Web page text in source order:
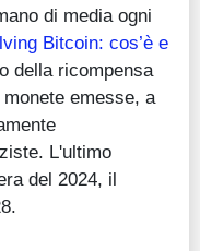
di media ogni
Bitcoin: cos’è e
della ricompensa
emesse, a
L'ultimo
del 2024, il